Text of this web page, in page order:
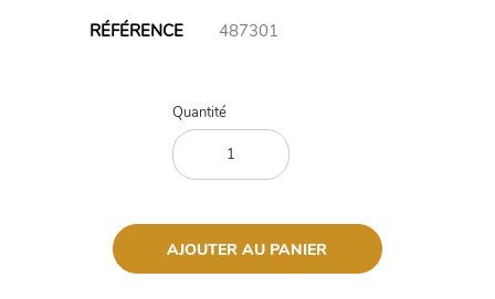
RÉFÉRENCE 487301
Quantité